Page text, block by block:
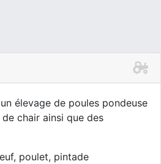
élevage de poules pondeuse
chair ainsi que des
poulet, pintade